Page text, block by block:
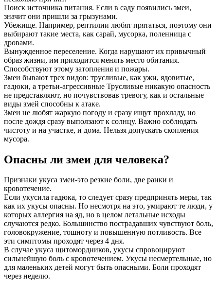
Поиск источника питания. Если в саду появились змеи,
значит они пришли за грызунами.
Убежище. Например, рептилии любят прятаться, поэтому они
выбирают такие места, как сарай, мусорка, поленница с
дровами.
Вынужденное переселение. Когда нарушают их привычный
образ жизни, им приходится менять место обитания.
Способствуют этому затопления и пожары.
Змеи бывают трех видов: трусливые, как ужи, ядовитые,
гадюки, а третьи-агрессивные Трусливые никакую опасность
не представляют, но почувствовав тревогу, как и остальные
виды змей способны к атаке.
Змеи не любят жаркую погоду и сразу ищут прохладу, но
после дождя сразу выползают к солнцу. Важно соблюдать
чистоту и на участке, и дома. Нельзя допускать скопления
мусора.
Опасны ли змеи для человека?
Признаки укуса змеи-это резкие боли, две ранки и
кровотечение.
Если укусила гадюка, то следует сразу предпринять меры, так
как их укусы опасны. Но несмотря на это, умирают те люди, у
которых аллергия на яд, но в целом летальные исходы
случаются редко. Большинство пострадавших чувствуют боль,
головокружение, тошноту и повышенную потливость. Все
эти симптомы проходят через 4 дня.
В случае укуса щитомордников, укусы спровоцируют
сильнейшую боль с кровотечением. Укусы несмертельные, но
для маленьких детей могут быть опасными. Боли проходят
через неделю.